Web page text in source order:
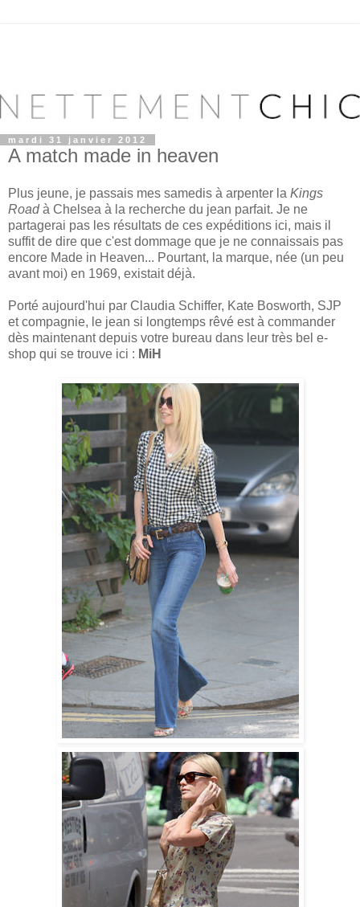
mardi 31 janvier 2012
A match made in heaven
Plus jeune, je passais mes samedis à arpenter la Kings
Roadà Chelsea à la recherche du jean parfait. Je ne
partagerai pas les résultats de ces expéditions ici, mais il
suffit de dire que c'est dommage que je ne connaissais pas
encore Made in Heaven... Pourtant, la marque, née (un peu
avant moi) en 1969, existait déjà.
Porté aujourd'hui par Claudia Schiffer, Kate Bosworth, SJP
et compagnie, le jean si longtemps rêvé est à commander
dès maintenant depuis votre bureau dans leur très bel e-
shop qui se trouve ici : MiH